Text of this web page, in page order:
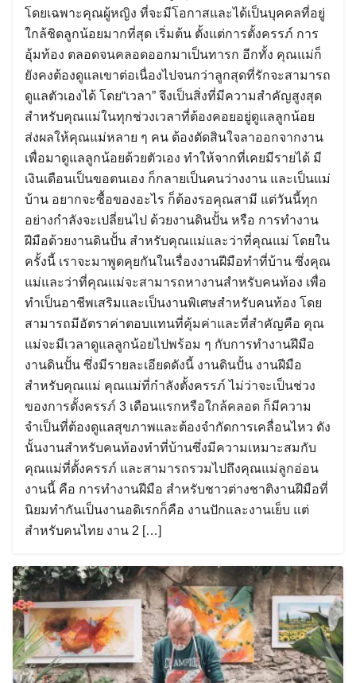
โดยเฉพาะคุณผู้หญิง ที่จะมีโอกาสและได้เป็นบุคคลที่อยู่
ใกล้ชิดลูกน้อยมากที่สุด เริ่มต้น ตั้งแต่การตั้งครรภ์ การ
อุ้มท้อง ตลอดจนคลอดออกมาเป็นทารก อีกทั้ง คุณแม่ก็
ยังคงต้องดูแลเขาต่อเนื่องไปจนกว่าลูกสุดที่รักจะสามารถ
ดูแลตัวเองได้ โดย“เวลา” จึงเป็นสิ่งที่มีความสำคัญสูงสุด
สำหรับคุณแม่ในทุกช่วงเวลาที่ต้องคอยอยู่ดูแลลูกน้อย
ส่งผลให้คุณแม่หลาย ๆ คน ต้องตัดสินใจลาออกจากงาน
เพื่อมาดูแลลูกน้อยด้วยตัวเอง ทำให้จากที่เคยมีรายได้ มี
เงินเดือนเป็นขอตนเอง ก็กลายเป็นคนว่างงาน และเป็นแม่
บ้าน อยากจะซื้อของอะไร ก็ต้องรอคุณสามี แต่วันนี้ทุก
อย่างกำลังจะเปลี่ยนไป ด้วยงานดินปั้น หรือ การทำงาน
ฝีมือด้วยงานดินปั้น สำหรับคุณแม่และว่าที่คุณแม่ โดยใน
ครั้งนี้ เราจะมาพูดคุยกันในเรื่องงานฝีมือทำที่บ้าน ซึ่งคุณ
แม่และว่าที่คุณแม่จะสามารถหางานสำหรับคนท้อง เพื่อ
ทำเป็นอาชีพเสริมและเป็นงานพิเศษสำหรับคนท้อง โดย
สามารถมีอัตราค่าตอบแทนที่คุ้มค่าและที่สำคัญคือ คุณ
แม่จะมีเวลาดูแลลูกน้อยไปพร้อม ๆ กับการทำงานฝีมือ
งานดินปั้น ซึ่งมีรายละเอียดดังนี้ งานดินปั้น งานฝีมือ
สำหรับคุณแม่ คุณแม่ที่กำลังตั้งครรภ์ ไม่ว่าจะเป็นช่วง
ของการตั้งครรภ์ 3 เดือนแรกหรือใกล้คลอด ก็มีความ
จำเป็นที่ต้องดูแลสุขภาพและต้องจำกัดการเคลื่อนไหว ดัง
นั้นงานสำหรับคนท้องทำที่บ้านซึ่งมีความเหมาะสมกับ
คุณแม่ที่ตั้งครรภ์ และสามารถรวมไปถึงคุณแม่ลูกอ่อน
งานนี้ คือ การทำงานฝีมือ สำหรับชาวต่างชาติงานฝีมือที่
นิยมทำกันเป็นงานอดิเรกก็คือ งานปักและงานเย็บ แต่
สำหรับคนไทย งาน 2 […]